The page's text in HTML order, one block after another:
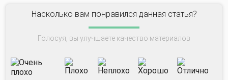
Насколько вам понравился данная статья?
Голосуя, вы улучшаете качество материалов